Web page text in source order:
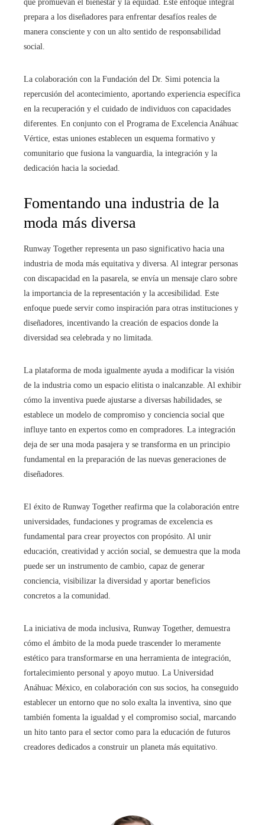
que promuevan el bienestar y la equidad. Este enfoque integral
prepara a los diseñadores para enfrentar desafíos reales de
manera consciente y con un alto sentido de responsabilidad
social.
La colaboración con la Fundación del Dr. Simi potencia la
repercusión del acontecimiento, aportando experiencia específica
en la recuperación y el cuidado de individuos con capacidades
diferentes. En conjunto con el Programa de Excelencia Anáhuac
Vértice, estas uniones establecen un esquema formativo y
comunitario que fusiona la vanguardia, la integración y la
dedicación hacia la sociedad.
Fomentando una industria de la
moda más diversa
Runway Together representa un paso significativo hacia una
industria de moda más equitativa y diversa. Al integrar personas
con discapacidad en la pasarela, se envía un mensaje claro sobre
la importancia de la representación y la accesibilidad. Este
enfoque puede servir como inspiración para otras instituciones y
diseñadores, incentivando la creación de espacios donde la
diversidad sea celebrada y no limitada.
La plataforma de moda igualmente ayuda a modificar la visión
de la industria como un espacio elitista o inalcanzable. Al exhibir
cómo la inventiva puede ajustarse a diversas habilidades, se
establece un modelo de compromiso y conciencia social que
influye tanto en expertos como en compradores. La integración
deja de ser una moda pasajera y se transforma en un principio
fundamental en la preparación de las nuevas generaciones de
diseñadores.
El éxito de Runway Together reafirma que la colaboración entre
universidades, fundaciones y programas de excelencia es
fundamental para crear proyectos con propósito. Al unir
educación, creatividad y acción social, se demuestra que la moda
puede ser un instrumento de cambio, capaz de generar
conciencia, visibilizar la diversidad y aportar beneficios
concretos a la comunidad.
La iniciativa de moda inclusiva, Runway Together, demuestra
cómo el ámbito de la moda puede trascender lo meramente
estético para transformarse en una herramienta de integración,
fortalecimiento personal y apoyo mutuo. La Universidad
Anáhuac México, en colaboración con sus socios, ha conseguido
establecer un entorno que no solo exalta la inventiva, sino que
también fomenta la igualdad y el compromiso social, marcando
un hito tanto para el sector como para la educación de futuros
creadores dedicados a construir un planeta más equitativo.